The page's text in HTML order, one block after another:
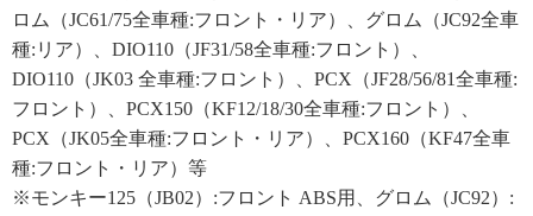
ロム（JC61/75全車種:フロント・リア）、グロム（JC92全車
種:リア）、DIO110（JF31/58全車種:フロント）、
DIO110（JK03 全車種:フロント）、PCX（JF28/56/81全車種:
フロント）、PCX150（KF12/18/30全車種:フロント）、
PCX（JK05全車種:フロント・リア）、PCX160（KF47全車
種:フロント・リア）等
※モンキー125（JB02）:フロント ABS用、グロム（JC92）: